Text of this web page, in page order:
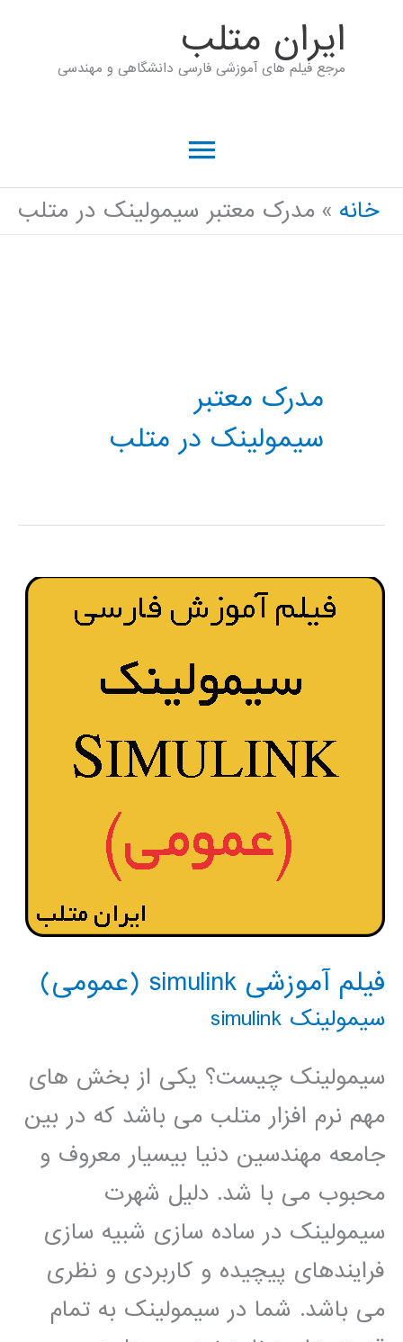
ايران متلب
مرجع فیلم های آموزشی فارسی دانشگاهی و مهندسی
فهرست
اصلی
خانه مدرک معتبر سیمولینک در متلب
مدرک معتبر
سیمولینک در متلب
فیلم آموزشی simulink (عمومی)
سیمولینک simulink
سیمولینک چیست؟ یکی از بخش های
مهم نرم افزار متلب می باشد که در بین
جامعه مهندسین دنیا بیسیار معروف و
محبوب می با شد. دلیل شهرت
سیمولینک در ساده سازی شبیه سازی
فرایندهای پیچیده و کاربردی و نظری
می باشد. شما در سیمولینک به تمام